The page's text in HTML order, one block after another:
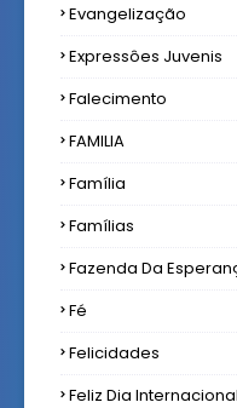
Evangelização
Expressôes Juvenis
Falecimento
FAMILIA
Família
Famílias
Fazenda Da
Fé
Felicidades
Feliz Dia